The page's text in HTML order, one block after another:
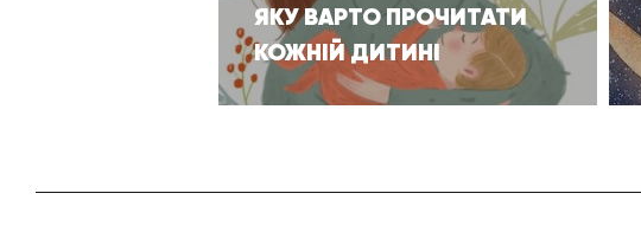
ЯКУ ВАРТО ПРОЧИТАТИ
КОЖНІЙ ДИТИНІ